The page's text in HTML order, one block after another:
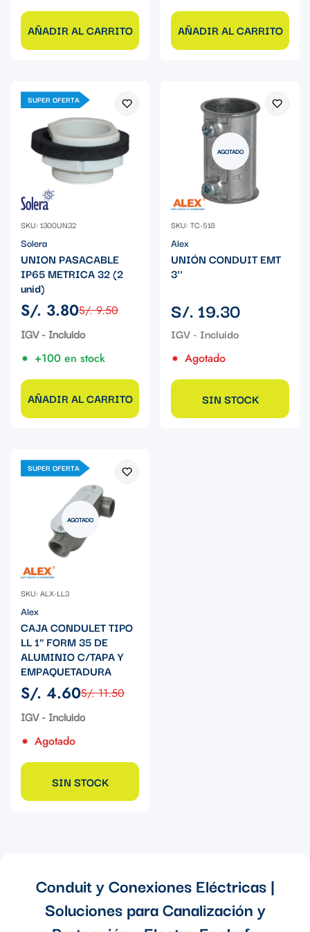
AÑADIR AL CARRITO AÑADIR AL CARRITO
SUPER OFERTA
SKU: 1300UN32
Solera
UNION PASACABLE
IP65 METRICA 32 (2
unid)
Precio
de
S/. 3.80
Precio
regular
S/. 9.50
IGV - Incluido
+100 en stock
AÑADIR AL CARRITO
AGOTADO
SKU: TC-518
Alex
UNIÓN CONDUIT EMT
3''
Precio
regular
S/. 19.30
Agotado
SIN STOCK
SUPER OFERTA
AGOTADO
SKU: ALX-LL3
Alex
CAJA CONDULET TIPO
LL 1" FORM 35 DE
ALUMINIO C/TAPA Y
EMPAQUETADURA
Precio
de
S/. 4.60
Precio
regular
S/. 11.50
IGV - Incluido
Agotado
SIN STOCK
Conduit y Conexiones Eléctricas |
Soluciones para Canalización y